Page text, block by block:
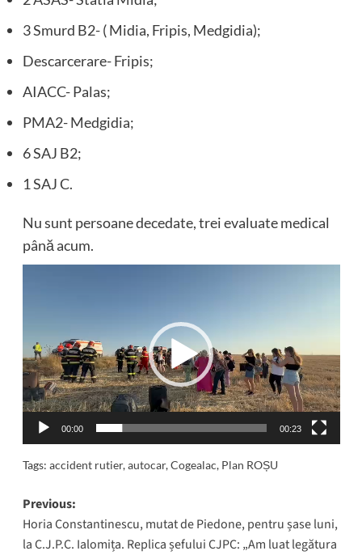
3 Smurd B2- ( Midia, Fripis, Medgidia);
Descarcerare- Fripis;
AIACC- Palas;
PMA2- Medgidia;
6 SAJ B2;
1 SAJ C.
Nu sunt persoane decedate, trei evaluate medical
până acum.
00:00 00:23
Tags: accident rutier,autocar,Cogealac, Plan ROȘU
Post
navigation
Previous:
Horia Constantinescu, mutat de Piedone, pentru șase luni,
la C.J.P.C. Ialomița. Replica șefului CJPC: „Am luat legătura